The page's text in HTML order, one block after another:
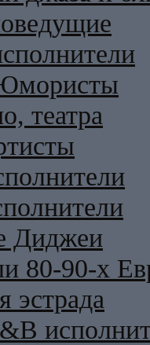
театра
Диджеи
80-90-х
эстрада